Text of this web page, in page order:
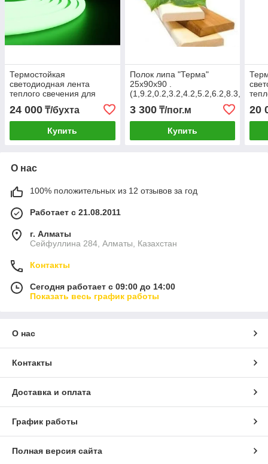
Термостойкая
светодиодная лента
теплого свечения для
бани и сауны 5 п/м
(зеленый) 24в.
24 000 ₸/бухта
Купить
Полок липа "Терма"
25х90х90 .
(1,9.2,0.2,3.2,4.2,5.2,6.2,8.3,0)м.
Марий Эл.
3 300₸/пог.м
Купить
20
О нас
100% положительных из 12 отзывов за год
Работает с 21.08.2011
г. Алматы
Сейфуллина 284, Алматы, Казахстан
Контакты
Сегодня работает с 09:00 до 14:00
Показать весь график работы
О нас
Контакты
Доставка и оплата
График работы
Полная версия сайта